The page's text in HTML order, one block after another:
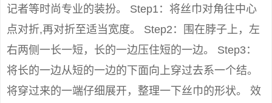
记者等时尚专业的装扮。 Step1：将丝巾对角往中心
点对折,再对折至适当宽度。 Step2：围在脖子上，左
右两侧一长一短，长的一边压住短的一边。 Step3：
将长的一边从短的一边的下面向上穿过去系一个结。
将穿过来的一端仔细展开，整理一下丝巾的形状。 效